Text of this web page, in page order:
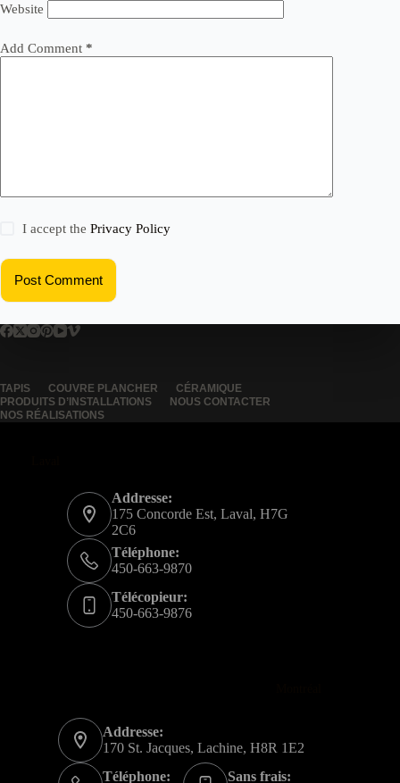
Website
Add Comment *
I accept thePrivacy Policy
Post Comment
TAPIS COUVRE PLANCHER
CÉRAMIQUE
PRODUITS D’INSTALLATIONS
NOUS CONTACTER
NOS RÉALISATIONS
Addresse:
175 Concorde Est, Laval, H7G
2C6
Téléphone:
450-663-9870
Télécopieur:
450-663-9876
Addresse:
170 St. Jacques, Lachine, H8R 1E2
Téléphone:
Sans frais: